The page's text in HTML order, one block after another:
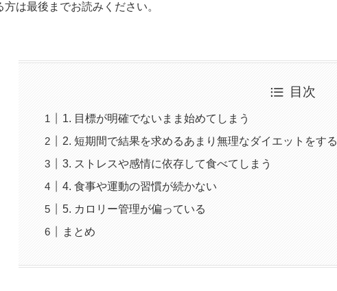
方は最後までお読みください。
目次
1. 目標が明確でないまま始めてしまう
2. 短期間で結果を求めるあまり無理なダイエットをする
3. ストレスや感情に依存して食べてしまう
4. 食事や運動の習慣が続かない
5. カロリー管理が偏っている
まとめ